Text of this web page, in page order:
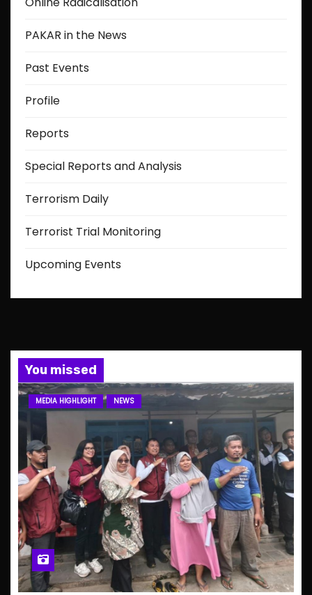
PAKAR in the News
Past Events
Profile
Reports
Special Reports and Analysis
Terrorism Daily
Terrorist Trial Monitoring
Upcoming Events
You missed
MEDIA HIGHLIGHT NEWS